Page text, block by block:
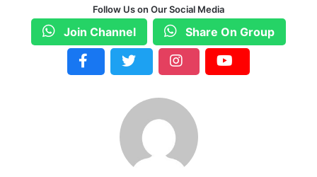
Follow Us on Our Social Media
Join Channel Share On Group